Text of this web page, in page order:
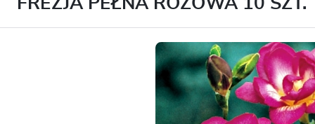
CEBULKI I SADZONKI WARZYW
SADZONKI TRAW OZDOBNYCH
FREZJA PEŁNA RÓŻOWA 10 SZT.